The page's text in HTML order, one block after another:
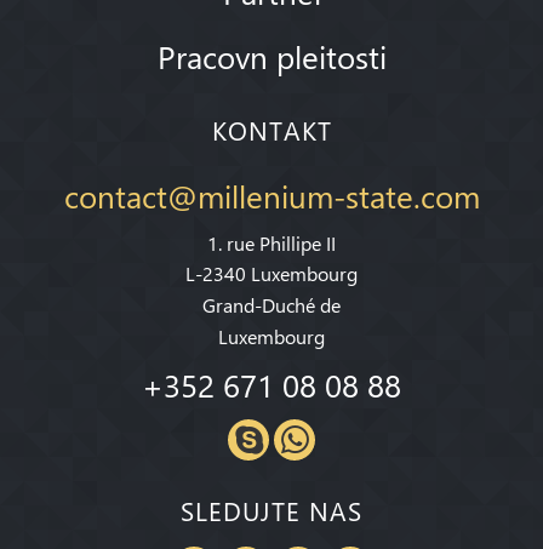
Pracovn pleitosti
KONTAKT
contact@millenium-state.com
1. rue Phillipe II
L-2340 Luxembourg
Grand-Duché de
Luxembourg
+352 671 08 08 88
SLEDUJTE NAS